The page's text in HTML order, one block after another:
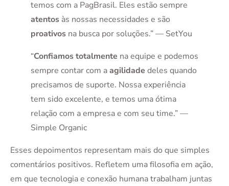
temos com a PagBrasil. Eles estão sempre
atentos às nossas necessidades e são
proativos na busca por soluções.” — SetYou
“Confiamos totalmente na equipe e podemos
sempre contar com aagilidade deles quando
precisamos de suporte. Nossa experiência
tem sido excelente, e temos uma ótima
relação com a empresa e com seu time.” —
Simple Organic
Esses depoimentos representam mais do que simples
comentários positivos. Refletem uma filosofia em ação,
em que tecnologia e conexão humana trabalham juntas